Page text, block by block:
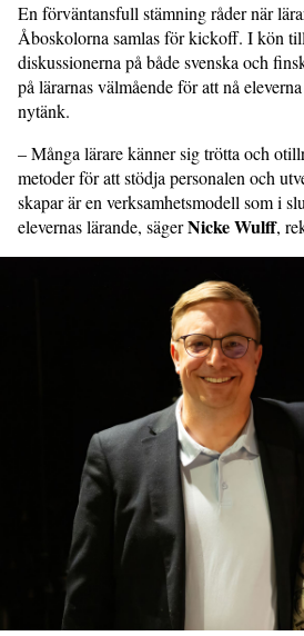
En förväntansfull stämning råder när
Åboskolorna samlas för kickoff. I kön
diskussionerna på både svenska och
på lärarnas välmående för att nå
nytänk.
– Många lärare känner sig trötta och
metoder för att stödja personalen och
skapar är en verksamhets­modell som i
elevernas lärande, sägerNicke Wulff,